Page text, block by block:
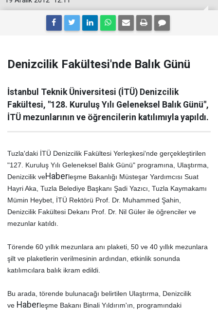
Denizcilik Fakültesi'nde Balık Günü
İstanbul Teknik Üniversitesi (İTÜ) Denizcilik
Fakültesi, "128. Kuruluş Yılı Geleneksel Balık Günü",
İTÜ mezunlarının ve öğrencilerin katılımıyla yapıldı.
Tuzla'daki İTÜ Denizcilik Fakültesi Yerleşkesi'nde gerçekleştirilen
"127. Kuruluş Yılı Geleneksel Balık Günü" programına, Ulaştırma,
Denizcilik veHaberleşme Bakanlığı Müsteşar Yardımcısı Suat
Hayri Aka, Tuzla Belediye Başkanı Şadi Yazıcı, Tuzla Kaymakamı
Mümin Heybet, İTÜ Rektörü Prof. Dr. Muhammed Şahin,
Denizcilik Fakültesi Dekanı Prof. Dr. Nil Güler ile öğrenciler ve
mezunlar katıldı.
Törende 60 yıllık mezunlara anı plaketi, 50 ve 40 yıllık mezunlara
şilt ve plaketlerin verilmesinin ardından, etkinlik sonunda
katılımcılara balık ikram edildi.
Bu arada, törende bulunacağı belirtilen Ulaştırma, Denizcilik
ve Haberleşme Bakanı Binali Yıldırım'ın, programındaki